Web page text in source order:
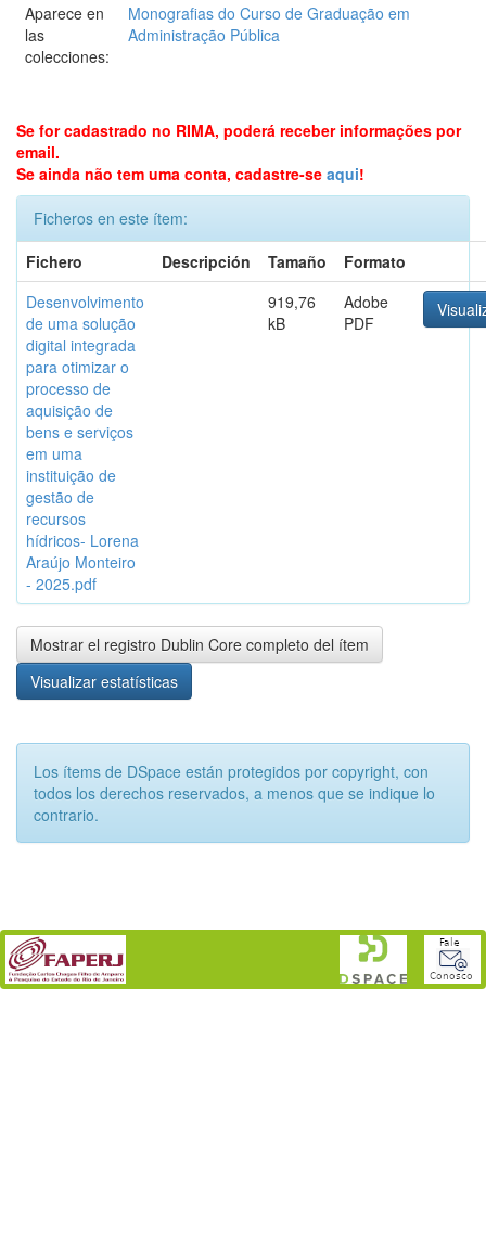
Aparece en
las
colecciones:
Monografias do Curso de Graduação em
Administração Pública
Se for cadastrado no RIMA, poderá receber informações por
email.
Se ainda não tem uma conta, cadastre-se aqui!
Ficheros en este ítem:
Fichero
Descripción Tamaño
Formato
Desenvolvimento
de uma solução
digital integrada
para otimizar o
processo de
aquisição de
bens e serviços
em uma
instituição de
gestão de
recursos
hídricos- Lorena
Araújo Monteiro
- 2025.pdf
919,76
kB
Adobe
PDF
Mostrar el registro Dublin Core completo del ítem
Visualizar estatísticas
Los ítems de DSpace están protegidos por copyright, con
todos los derechos reservados, a menos que se indique lo
contrario.